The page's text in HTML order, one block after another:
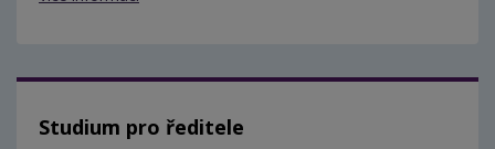
Studium pro ředitele